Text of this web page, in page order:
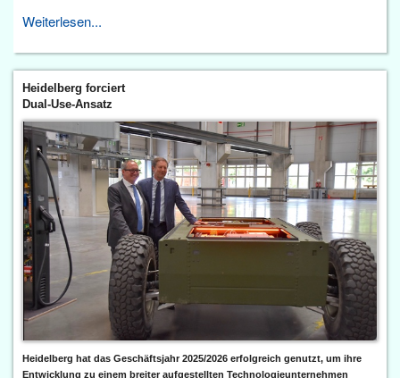
Weiterlesen...
Heidelberg forciert
Dual-Use-Ansatz
Heidelberg hat das Geschäftsjahr 2025/2026 erfolgreich genutzt, um ihre
Entwicklung zu einem breiter aufgestellten Technologieunternehmen